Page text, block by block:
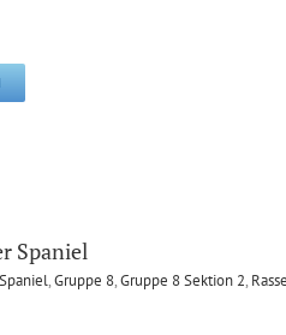
Spaniel
,Gruppe 8,Gruppe 8 Sektion 2,